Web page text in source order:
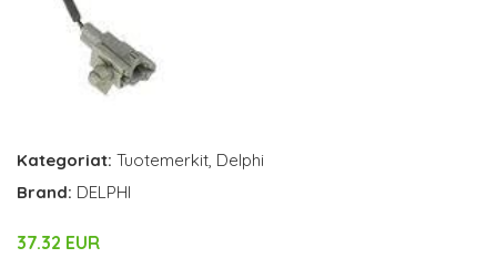
Kategoriat: Tuotemerkit, Delphi
Brand: DELPHI
37.32 EUR